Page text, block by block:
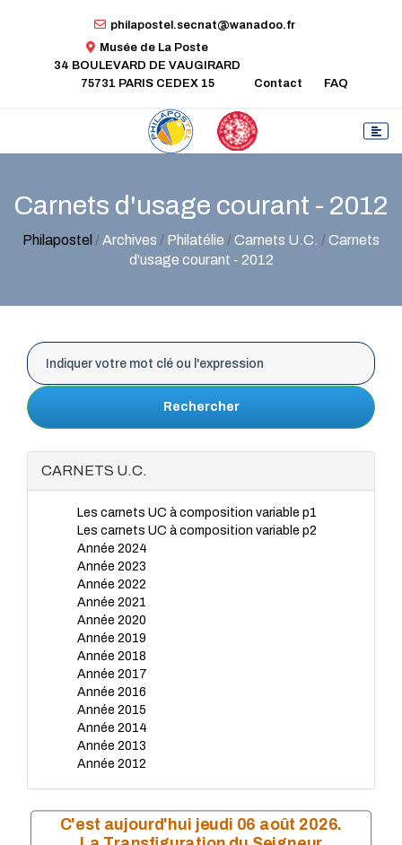
philapostel.secnat@wanadoo.fr
Musée de La Poste
34 BOULEVARD DE VAUGIRARD
75731 PARIS CEDEX 15
Contact FAQ
Carnets d'usage courant - 2012
Philapostel /Archives / Philatélie /Carnets U.C. /Carnets
d'usage courant - 2012
Rechercher
CARNETS U.C.
Les carnets UC à composition variable p1
Les carnets UC à composition variable p2
Année 2024
Année 2023
Année 2022
Année 2021
Année 2020
Année 2019
Année 2018
Année 2017
Année 2016
Année 2015
Année 2014
Année 2013
Année 2012
Année 2009
Année 2008
C'est aujourd'hui jeudi 06 août 2026.